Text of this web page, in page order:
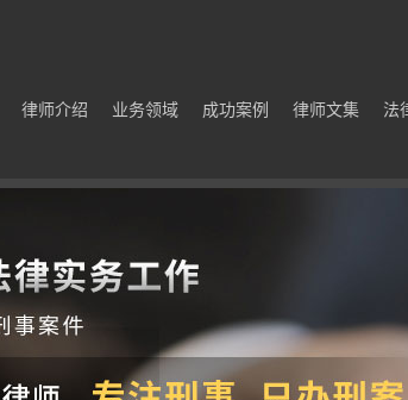
律师介绍 业务领域 成功案例 律师文集 法